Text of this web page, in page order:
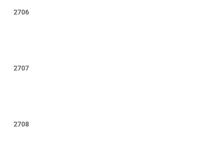
2706
2707
2708